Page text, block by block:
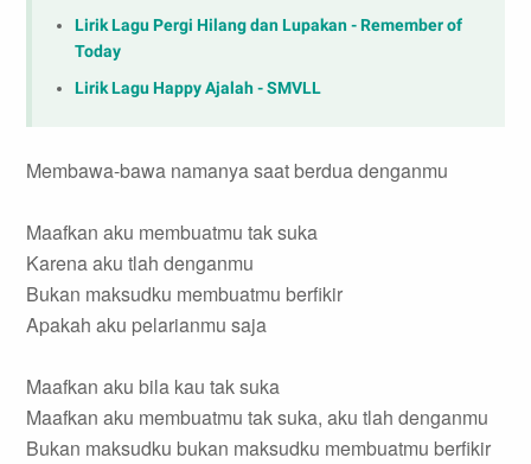
Lirik Lagu Pergi Hilang dan Lupakan - Remember of
Today
Lirik Lagu Happy Ajalah - SMVLL
Membawa-bawa namanya saat berdua denganmu
Maafkan aku membuatmu tak suka
Karena aku tlah denganmu
Bukan maksudku membuatmu berfikir
Apakah aku pelarianmu saja
Maafkan aku bila kau tak suka
Maafkan aku membuatmu tak suka, aku tlah denganmu
Bukan maksudku bukan maksudku membuatmu berfikir